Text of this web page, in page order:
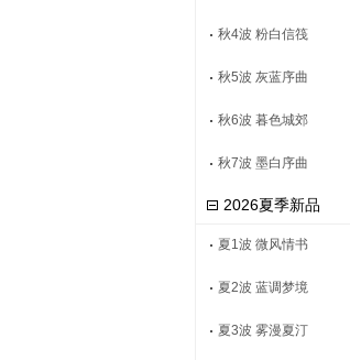
秋4波 粉白信筏
秋5波 灰蓝序曲
秋6波 暮色城郊
秋7波 墨白序曲
2026夏季新品
夏1波 微风情书
夏2波 蓝调梦境
夏3波 雾漫夏汀